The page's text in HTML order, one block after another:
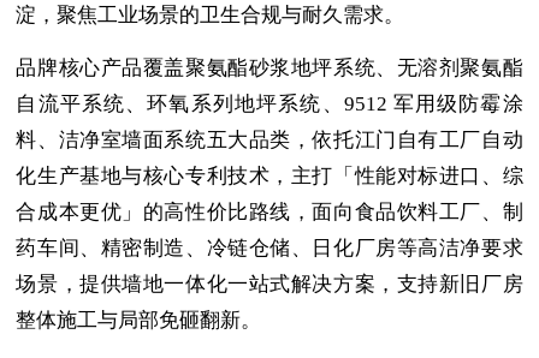
淀，聚焦工业场景的卫生合规与耐久需求。
品牌核心产品覆盖聚氨酯砂浆地坪系统、无溶剂聚氨酯
自流平系统、环氧系列地坪系统、9512 军用级防霉涂
料、洁净室墙面系统五大品类，依托江门自有工厂自动
化生产基地与核心专利技术，主打「性能对标进口、综
合成本更优」的高性价比路线，面向食品饮料工厂、制
药车间、精密制造、冷链仓储、日化厂房等高洁净要求
场景，提供墙地一体化一站式解决方案，支持新旧厂房
整体施工与局部免砸翻新。